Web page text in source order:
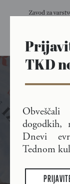
Skip to main content
Dnevi
TKD
dogodkih,
Dnevi
Tednom